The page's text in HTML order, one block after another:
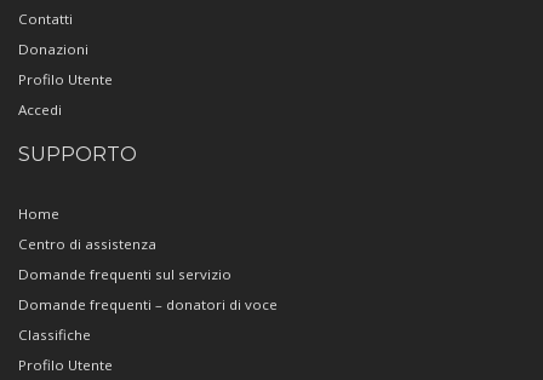
Contatti
Donazioni
Profilo Utente
Accedi
SUPPORTO
Home
Centro di assistenza
Domande frequenti sul servizio
Domande frequenti – donatori di voce
Classifiche
Profilo Utente